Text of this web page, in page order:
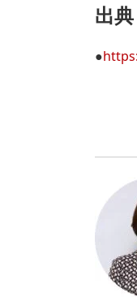
出典
●